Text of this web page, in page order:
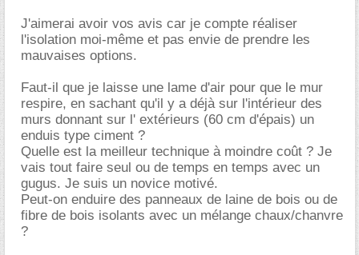
J'aimerai avoir vos avis car je compte réaliser
l'isolation moi-même et pas envie de prendre les
mauvaises options.
Faut-il que je laisse une lame d'air pour que le mur
respire, en sachant qu'il y a déjà sur l'intérieur des
murs donnant sur l' extérieurs (60 cm d'épais) un
enduis type ciment ?
Quelle est la meilleur technique à moindre coût ? Je
vais tout faire seul ou de temps en temps avec un
gugus. Je suis un novice motivé.
Peut-on enduire des panneaux de laine de bois ou de
fibre de bois isolants avec un mélange chaux/chanvre
?